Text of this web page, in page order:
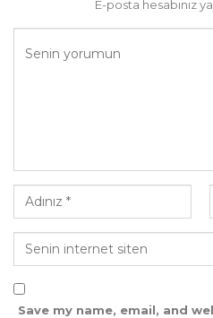
E-posta hesabınız
Save my name, email, and